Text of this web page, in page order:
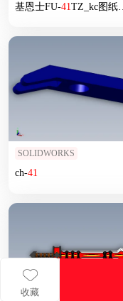
收藏
基恩士FU-41TZ_kc图纸
SOLIDWORKS
ch-41